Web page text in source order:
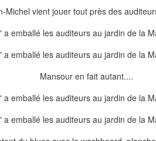
Michel vient jouer tout près des
Mansour en fait autant....